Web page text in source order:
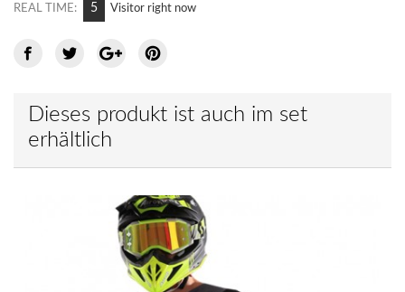
REAL TIME: 6 Visitor right now
Dieses produkt ist auch im set
erhältlich